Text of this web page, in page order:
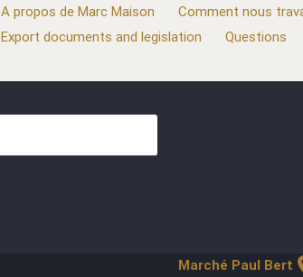
A propos de Marc Maison Comment nous
Export documents and legislation
Questions
Marché Paul Bert